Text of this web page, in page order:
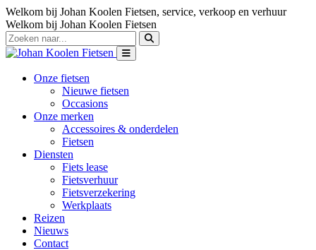
Welkom bij Johan Koolen Fietsen, service, verkoop en verhuur
Welkom bij Johan Koolen Fietsen
Onze fietsen
Nieuwe fietsen
Occasions
Onze merken
Accessoires & onderdelen
Fietsen
Diensten
Fiets lease
Fietsverhuur
Fietsverzekering
Werkplaats
Reizen
Nieuws
Contact